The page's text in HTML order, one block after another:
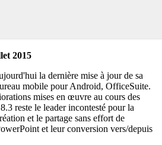
2015
la dernière mise à jour de sa
mobile pour Android, OfficeSuite.
mises en œuvre au cours des
reste le leader incontesté pour la
et le partage sans effort de
et leur conversion vers/depuis